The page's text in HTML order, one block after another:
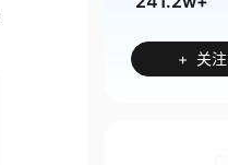
+ 关注